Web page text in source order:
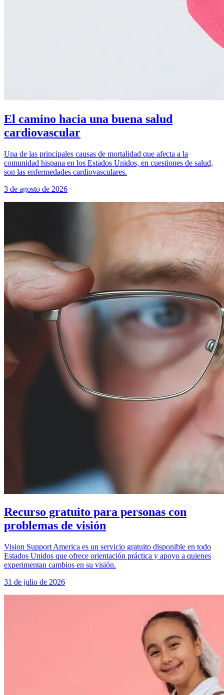
El camino hacia una buena salud
cardiovascular
Una de las principales causas de mortalidad que afecta a la
comunidad hispana en los Estados Unidos, en cuestiones de salud,
son las enfermedades cardiovasculares.
3 de agosto de 2026
Recurso gratuito para personas con
problemas de visión
Vision Support America es un servicio gratuito disponible en todo
Estados Unidos que ofrece orientación práctica y apoyo a quienes
experimentan cambios en su visión.
31 de julio de 2026